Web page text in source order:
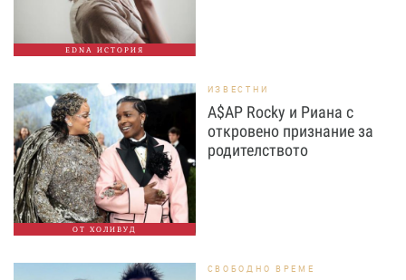
EDNA ИСТОРИЯ
ОТ ХОЛИВУД
ИЗВЕСТНИ
A$AP Rocky и Риана с
откровено признание за
родителството
СВОБОДНО ВРЕМЕ